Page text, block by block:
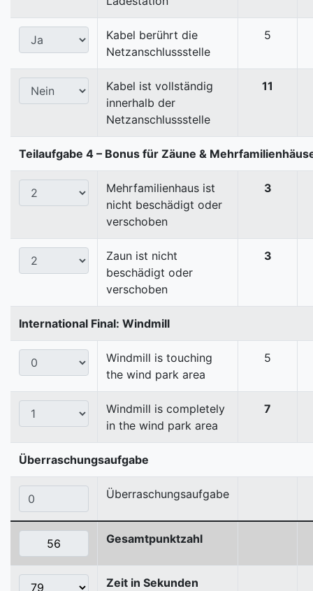
Kabel berührt die
Netzanschlussstelle
5
Kabel ist vollständig
innerhalb der
Netzanschlussstelle
11
Teilaufgabe 4 – Bonus für Zäune &
Mehrfamilienhaus ist
nicht beschädigt oder
verschoben
3
Zaun ist nicht
beschädigt oder
verschoben
3
International Final: Windmill
Windmill is touching
the wind park area
5
Windmill is completely
in the wind park area
7
Überraschungsaufgabe
Überraschungsaufgabe
Gesamtpunktzahl
Zeit in Sekunden